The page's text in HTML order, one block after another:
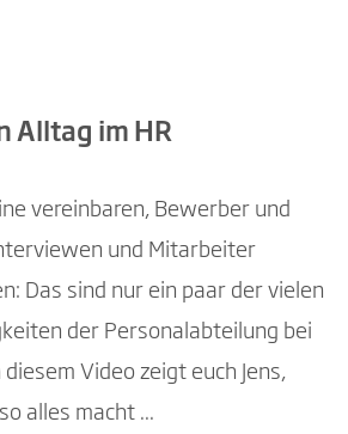
Alltag im HR
vereinbaren, Bewerber und
und Mitarbeiter
Das sind nur ein paar der vielen
der Personalabteilung bei
diesem Video zeigt euch Jens,
alles macht ...